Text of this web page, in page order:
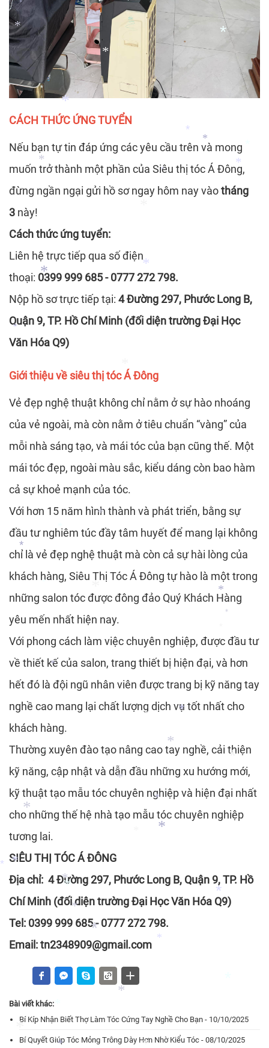
*
*
*
*
*
*
*
*
*
*
*
*
*
*
*
*
*
*
*
*
*
*
*
*
*
*
*
*
*
*
*
*
*
*
*
CÁCH THỨC ỨNG TUYỂN
Nếu bạn tự tin đáp ứng các yêu cầu trên và mong
muốn trở thành một phần của Siêu thị tóc Á Đông,
đừng ngần ngại gửi hồ sơ ngay hôm nay vàotháng
3 này!
Cách thức ứng tuyển:
Liên hệ trực tiếp qua số điện
thoại: 0399 999 685 - 0777 272 798.
Nộp hồ sơ trực tiếp tại: 4 Đường 297, Phước Long B,
Quận 9, TP. Hồ Chí Minh (đối diện trường Đại Học
Văn Hóa Q9)
Giới thiệu về siêu thị tóc Á Đông
Vẻ đẹp nghệ thuật không chỉ nằm ở sự hào nhoáng
của vẻ ngoài, mà còn nằm ở tiêu chuẩn “vàng” của
mỗi nhà sáng tạo, và mái tóc của bạn cũng thế. Một
mái tóc đẹp, ngoài màu sắc, kiểu dáng còn bao hàm
cả sự khoẻ mạnh của tóc.
Với hơn 15 năm hình thành và phát triển, bằng sự
đầu tư nghiêm túc đầy tâm huyết để mang lại không
chỉ là vẻ đẹp nghệ thuật mà còn cả sự hài lòng của
khách hàng, Siêu Thị Tóc Á Đông tự hào là một trong
những salon tóc được đông đảo Quý Khách Hàng
yêu mến nhất hiện nay.
Với phong cách làm việc chuyên nghiệp, được đầu tư
về thiết kế của salon, trang thiết bị hiện đại, và hơn
hết đó là đội ngũ nhân viên được trang bị kỹ năng tay
nghề cao mang lại chất lượng dịch vụ tốt nhất cho
khách hàng.
Thường xuyên đào tạo nâng cao tay nghề, cải thiện
kỹ năng, cập nhật và dẫn đầu những xu hướng mới,
kỹ thuật tạo mẫu tóc chuyên nghiệp và hiện đại nhất
cho những thế hệ nhà tạo mẫu tóc chuyên nghiệp
tương lai.
SIÊU THỊ TÓC Á ĐÔNG
Địa chỉ: 4 Đường 297, Phước Long B, Quận 9, TP. Hồ
Chí Minh (đối diện trường Đại Học Văn Hóa Q9)
Tel: 0399 999 685 - 0777 272 798.
Email: tn2348909@gmail.com
Bài viết khác:
Bí Kíp Nhận Biết Thợ Làm Tóc Cứng Tay Nghề Cho Bạn - 10/10/2025
Bí Quyết Giúp Tóc Mỏng Trông Dày Hơn Nhờ Kiểu Tóc - 08/10/2025